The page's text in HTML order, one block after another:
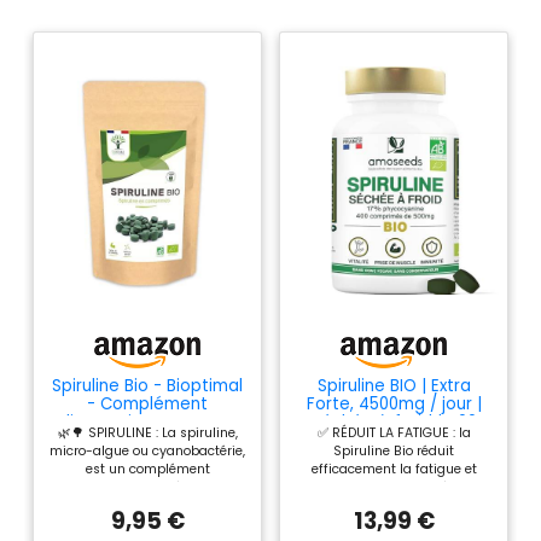
Spiruline Bio - Bioptimal
- Complément
alimentaire - BCAA Fer
Vitamine A - 65% de
Protéine - 17% de
Phycocyanine - 500
Conditionnée en France
- Certification Ecocert
🌿🌳 SPIRULINE : La spiruline,
micro-algue ou cyanobactérie,
est un complément
multivitaminé! Ce
du magnésium, des vitamines
9,95 €
Spiruline BIO | Extra
Forte, 4500mg / jour |
Séchée à froid | 400
comprimés
✅ RÉDUIT LA FATIGUE : la
Spiruline Bio réduit
efficacement la fatigue et
augmente la vitalité au
qu’elle renferme est très bien
13,99 €